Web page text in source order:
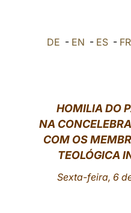
DE - EN - ES- FR
HOMILIA DO
NA
COM OS
TEOLÓGICA
Sexta-feira, 6